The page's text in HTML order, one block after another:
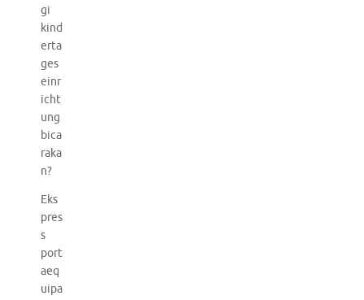
gi
kind
erta
ges
einr
icht
ung
bica
raka
n?
Eks
pres
s
port
aeq
uipa